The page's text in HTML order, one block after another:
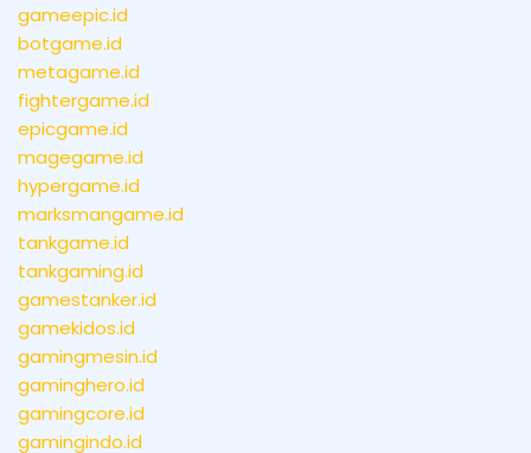
gameepic.id
botgame.id
metagame.id
fightergame.id
epicgame.id
magegame.id
hypergame.id
marksmangame.id
tankgame.id
tankgaming.id
gamestanker.id
gamekidos.id
gamingmesin.id
gaminghero.id
gamingcore.id
gamingindo.id